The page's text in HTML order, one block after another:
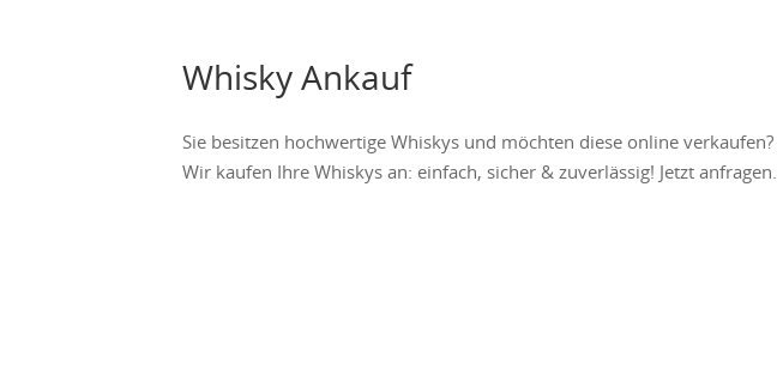
Whisky Ankauf
Sie besitzen hochwertige Whiskys und möchten diese online verkaufen?
Wir kaufen Ihre Whiskys an: einfach, sicher & zuverlässig! Jetzt anfragen.